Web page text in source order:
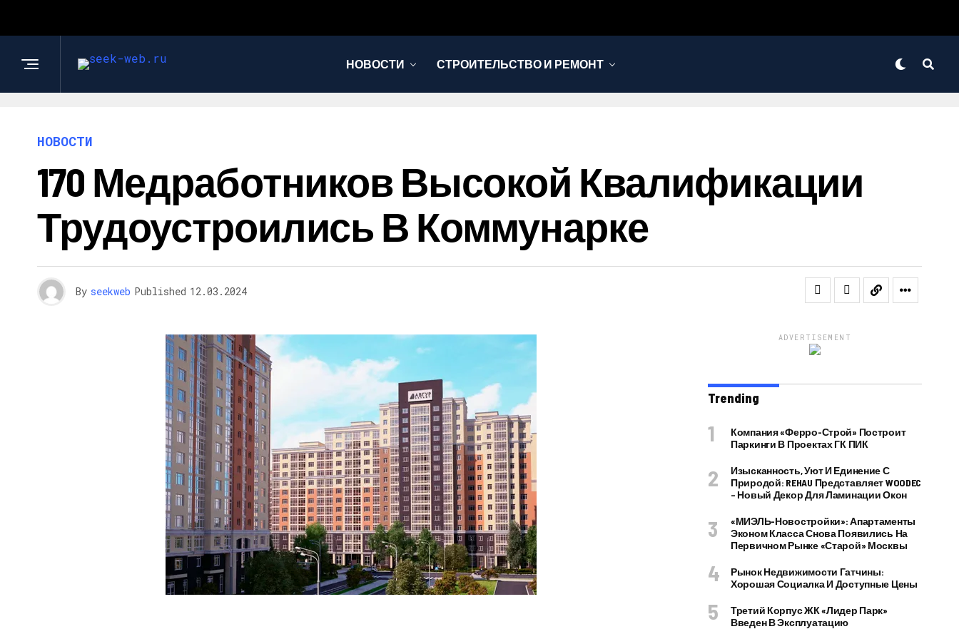
НОВОСТИ СТРОИТЕЛЬСТВО И РЕМОНТ
НОВОСТИ
170 Медработников Высокой Квалификации
Трудоустроились В Коммунарке
By seekweb Published 12.03.2024
ADVERTISEMENT
Trending
Компания «Ферро-Строй» Построит
Паркинги В Проектах ГК ПИК
Изысканность, Уют И Единение С
Природой: REHAU Представляет WOODEC
– Новый Декор Для Ламинации Окон
«МИЭЛЬ-Новостройки»: Апартаменты
Эконом Класса Снова Появились На
Первичном Рынке «старой» Москвы
Рынок Недвижимости Гатчины:
Хорошая Социалка И Доступные Цены
Третий Корпус ЖК «Лидер Парк»
Введен В Эксплуатацию